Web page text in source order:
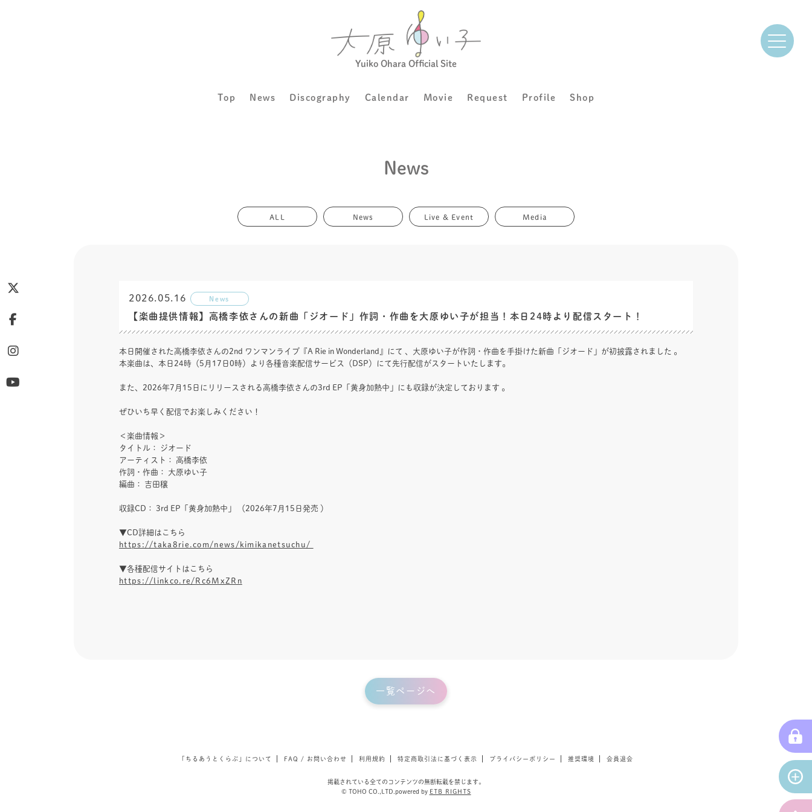
Yuiko Ohara Official Site
Top News Discography Calendar Movie Request Profile Shop
News
ALL News Live & Event Media
2026.05.16 News
【楽曲提供情報】高橋李依さんの新曲「ジオード」作詞・作曲を大原ゆい子が担当！本日24時より配信スタート！
本日開催された高橋李依さんの2nd ワンマンライブ『A Rie in Wonderland』にて 、大原ゆい子が作詞・作曲を手掛けた新曲「ジオード」が初披露されました 。
本楽曲は、本日24時（5月17日0時）より各種音楽配信サービス（DSP）にて先行配信がスタートいたします。
また、2026年7月15日にリリースされる高橋李依さんの3rd EP「黄身加熱中」にも収録が決定しております 。
ぜひいち早く配信でお楽しみください！
＜楽曲情報＞
タイトル： ジオード
アーティスト： 高橋李依
作詞・作曲： 大原ゆい子
編曲： 吉田穣
収録CD： 3rd EP「黄身加熱中」 （2026年7月15日発売 ）
▼CD詳細はこちら
https://taka8rie.com/news/kimikanetsuchu/
▼各種配信サイトはこちら
https://linkco.re/Rc6MxZRn
一覧ページへ
「ちるあうとくらぶ」について FAQ / お問い合わせ 利用規約 特定商取引法に基づく表示 プライバシーポリシー 推奨環境 会員退会
掲載されている全てのコンテンツの無断転載を禁じます。
© TOHO CO.,LTD.powered by ETB RIGHTS